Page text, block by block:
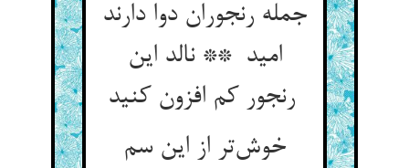
جمله رنجوران دوا دارند
امید ** نالد این
رنجور کم افزون کنید
خوش‌تر از این سم